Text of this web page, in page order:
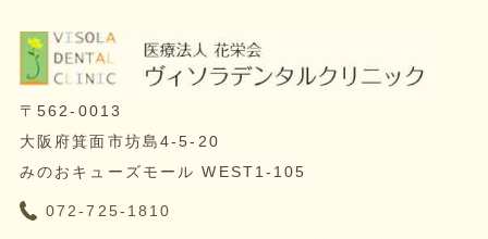
〒562-0013
大阪府箕面市坊島4-5-20
みのおキューズモール WEST1-105
072-725-1810